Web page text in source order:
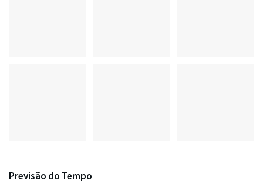
Previsão do Tempo